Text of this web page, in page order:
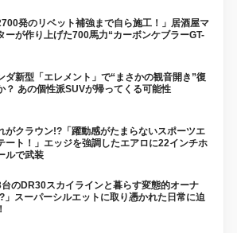
発のリベット補強まで自ら施工！」居酒屋マ
ーが作り上げた700馬力“カーボンケブラーGT-
ダ新型「エレメント」で“まさかの観音開き”復
？ あの個性派SUVが帰ってくる可能性
がクラウン!?「躍動感がたまらないスポーツエ
ート！」エッジを強調したエアロに22インチホ
ルで武装
台のDR30スカイラインと暮らす変態的オーナ
」スーパーシルエットに取り憑かれた日常に迫